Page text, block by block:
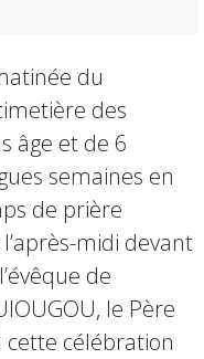
du
des
âge et de 6
semaines en
de prière
midi devant
de
le Père
cette célébration